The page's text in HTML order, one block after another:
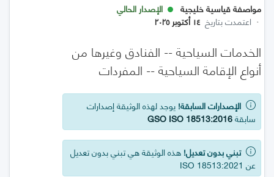
مواصفة قياسية خليجية
الإصدار الحالي
· اعتمدت بتاريخ ١٤ أكتوبر ٢٠٢٥
الخدمات السياحية -- الفنادق وغيرها من
أنواع الإقامة السياحية -- المفردات
الإصدارات السابقة! يوجد لهذه الوثيقة إصدارات
سابقةGSO ISO 18513:2016
تبني بدون تعديل! هذه الوثيقة هي تبني بدون تعديل
عن ISO 18513:2021